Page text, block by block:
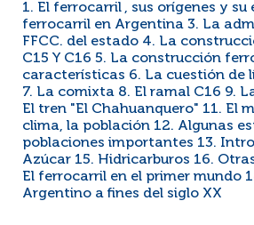
1. El ferrocarril , sus orígenes y su
ferrocarril en Argentina 3. La
FFCC. del estado 4. La
C15 Y C16 5. La construcción
características 6. La cuestión de
7. La comixta 8. El ramal C16 9.
El tren "El Chahuanquero" 11. El
clima, la población 12. Algunas
poblaciones importantes 13.
Azúcar 15. Hidricarburos 16.
El ferrocarril en el primer mundo
Argentino a fines del siglo XX